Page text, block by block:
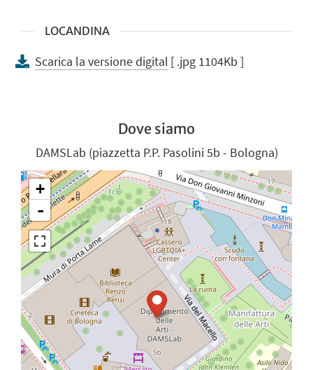
LOCANDINA
Scarica la versione digital [ .jpg 1104Kb ]
Dove siamo
+
-
DAMSLab (piazzetta P.P. Pasolini 5b - Bologna)